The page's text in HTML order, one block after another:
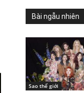
Bài ngẫu nhiên
Sao thế giới